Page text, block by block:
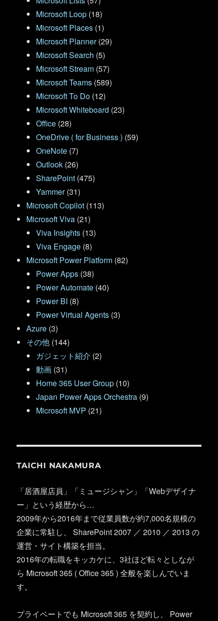
Microsoft Loop (18)
Microsoft Places (1)
Microsoft Planner(29)
Microsoft Search (5)
Microsoft Stream (57)
Microsoft Teams (589)
Microsoft To Do (12)
Microsoft Whiteboard (23)
Office (28)
OneDrive ( for Business ) (59)
OneNote (7)
Outlook (26)
SharePoint (475)
Yammer(31)
Microsoft Copilot (113)
Microsoft Viva (21)
Viva Insights (13)
Viva Engage (8)
Microsoft Power Platform (82)
Power Apps (38)
Power Automate (40)
Power BI (8)
Power Virtual Agents (3)
Azure (3)
その他 (144)
ガジェット紹介 (2)
動画 (31)
Home 365 User Group (10)
Japan Power Apps Orchestra (9)
Microsoft MVP (21)
TAICHI NAKAMURA
「居酒屋店員」「ミュージシャン」「Webデザイナ
ー」という経歴から…
2009年から2016年まで従業員数が約7,000名規模の
企業に常駐し、 SharePoint 2007 ／ 2010 ／ 2013 の
運営・サイト構築を担当。
2016年の転職をキッカケに、3社ほど転々としなが
ら Microsoft 365 ( Office 365 ) 全般を楽しんでいま
す。
プライベートでも Microsoft 365 を契約し、 Power